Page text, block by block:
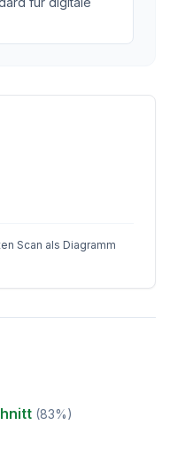
Scan als Diagramm
(83%)